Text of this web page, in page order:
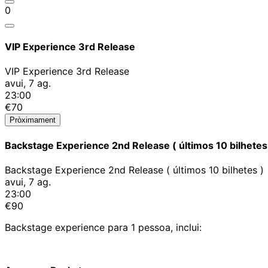
0
VIP Experience 3rd Release
VIP Experience 3rd Release
avui, 7 ag.
23:00
€70
Pròximament
Backstage Experience 2nd Release ( últimos 10
Backstage Experience 2nd Release ( últimos 10 bilhetes )
avui, 7 ag.
23:00
€90
Backstage experience para 1 pessoa, inclui: